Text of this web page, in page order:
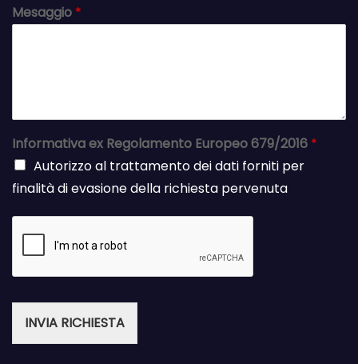
Mesaggio *
Informativa ex Regolamento Europeo 679/2016 *
Autorizzo al trattamento dei dati forniti per
finalità di evasione della richiesta pervenuta
INVIA RICHIESTA